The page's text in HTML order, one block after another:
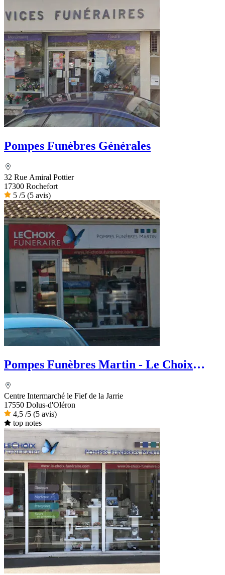
Pompes Funèbres Générales
32 Rue Amiral Pottier
17300 Rochefort
5 /5 (5 avis)
Pompes Funèbres Martin - Le Choix
Centre Intermarché le Fief de la Jarrie
17550 Dolus-d'Oléron
4,5 /5 (5 avis)
top notes